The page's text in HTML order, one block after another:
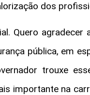
dos
Quero
pública, em
trouxe
importante na